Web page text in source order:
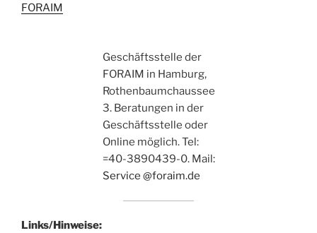
FORAIM
Geschäftsstelle der
FORAIM in Hamburg,
Rothenbaumchaussee
3. Beratungen in der
Geschäftsstelle oder
Online möglich. Tel:
=40-3890439-0. Mail:
Service @foraim.de
Links/Hinweise: